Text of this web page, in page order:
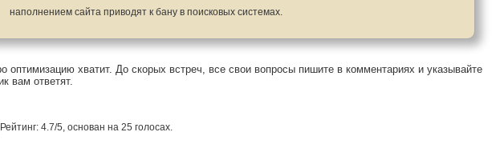
наполнением сайта приводят к бану в поисковых системах.
оптимизацию хватит. До скорых встреч, все свои вопросы пишите в комментариях и указывайте
вам ответят.
Рейтинг: 4.7/5, основан на 25 голосах.